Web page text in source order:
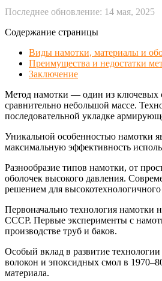
Последнее обновление: 14 мая, 2025
Содержание страницы
Виды намотки, материалы и
Преимущества и недостатки
Заключение
Метод намотки — один из ключевых
сравнительно небольшой массе.
последовательной укладке
Уникальной особенностью намотки
максимальную эффективность
Разнообразие типов намотки, от
оболочек высокого давления.
решением для высокотехнологичного
Первоначально технология намотки
СССР. Первые эксперименты с
производстве труб и баков.
Особый вклад в развитие
волокон и эпоксидных смол в
материала.